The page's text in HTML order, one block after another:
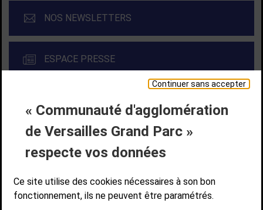
Continuer sans accepter
« Communauté d'agglomération
de Versailles Grand Parc »
respecte vos données
Ce site utilise des cookies nécessaires à son bon
fonctionnement, ils ne peuvent être paramétrés.
NOS NEWSLETTERS
ESPACE PRESSE
Liens bas de page
CONTACT MENTIONS LÉGALES
PLAN DE SITE
ACCESSIBILITÉ NUMÉRIQUE
GESTION DES COOKIES
Suivez-nous
SUIVEZ-NOUS SUR